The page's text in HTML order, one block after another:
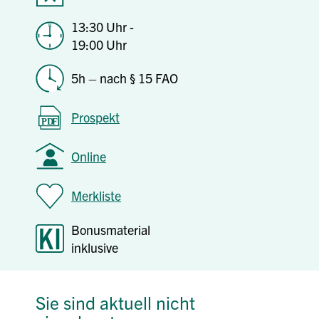
13:30 Uhr -
19:00 Uhr
5h – nach § 15 FAO
Prospekt
Online
Merkliste
Bonusmaterial
inklusive
Sie sind aktuell nicht